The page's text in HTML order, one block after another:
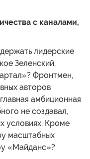
с каналами,
лидерские
Зеленский,
Фронтмен,
авторов
амбиционная
не создавал,
условиях. Кроме
масштабных
«Майданс»?